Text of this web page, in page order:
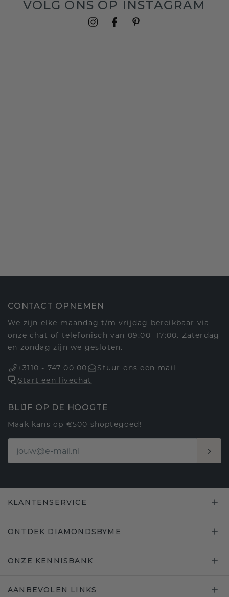
VOLG ONS OP INSTAGRAM
CONTACT OPNEMEN
We zijn elke maandag t/m vrijdag bereikbaar via
onze chat of telefonisch van 09:00 -17:00. Zaterdag
en zondag zijn we gesloten.
+3110 - 747 00 00
Stuur ons een mail
Start een livechat
BLIJF OP DE HOOGTE
Maak kans op €500 shoptegoed!
KLANTENSERVICE
ONTDEK DIAMONDSBYME
ONZE KENNISBANK
AANBEVOLEN LINKS